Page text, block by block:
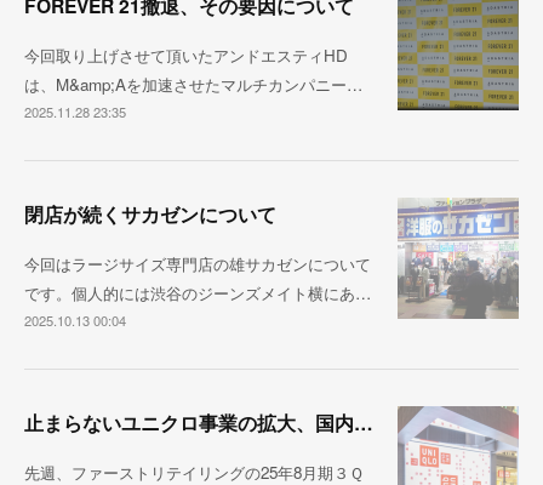
今回取り上げさせて頂いたアンドエスティHD
は、M&amp;Aを加速させたマルチカンパニー…
2025.11.28 23:35
閉店が続くサカゼンについて
今回はラージサイズ専門店の雄サカゼンについて
です。個人的には渋谷のジーンズメイト横にあ…
2025.10.13 00:04
止まらないユニクロ事業の拡大、国内売上1兆円が視野に
先週、ファーストリテイリングの25年8月期３Ｑ